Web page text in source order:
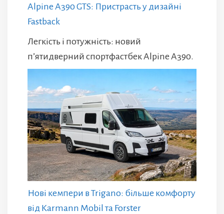
Alpine A390 GTS: Пристрасть у дизайні
Fastback
Легкість і потужність: новий
п’ятидверний спортфастбек Alpine A390.
Нові кемпери в Trigano: більше комфорту
від Karmann Mobil та Forster